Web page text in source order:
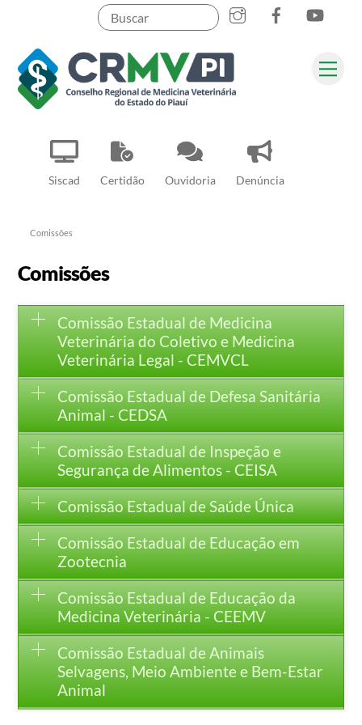
content
Siscad Certidão Ouvidoria Denúncia
InstagramFacebook
Pesquisar
Comissões
Comissões
Comissão Estadual de Medicina
Veterinária do Coletivo e Medicina
Veterinária Legal - CEMVCL
Comissão Estadual de Defesa Sanitária
Animal - CEDSA
Comissão Estadual de Inspeção e
Segurança de Alimentos - CEISA
Comissão Estadual de Saúde Única
Comissão Estadual de Educação em
Zootecnia
Comissão Estadual de Educação da
Medicina Veterinária - CEEMV
Comissão Estadual de Animais
Selvagens, Meio Ambiente e Bem-Estar
Animal